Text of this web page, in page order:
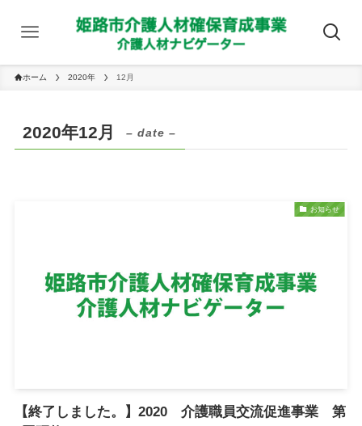
ホーム 2020年 12月
2020年12月 – date –
お知らせ
【終了しました。】2020 介護職員交流促進事業 第